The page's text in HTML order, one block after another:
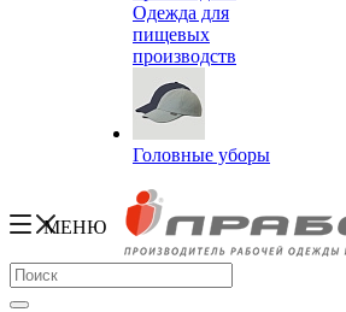
Одежда для
пищевых
производств
Головные уборы
МЕНЮ